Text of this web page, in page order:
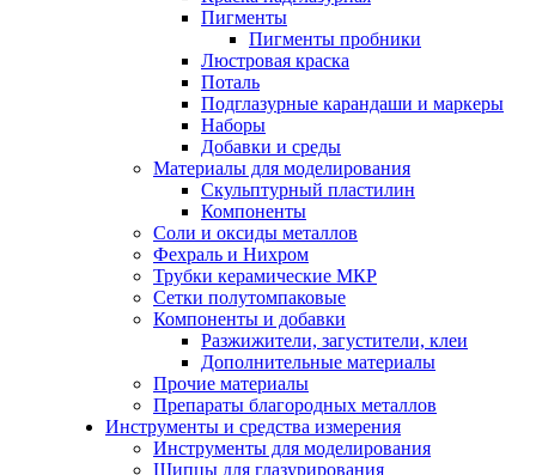
Пигменты
Пигменты пробники
Люстровая краска
Поталь
Подглазурные карандаши и маркеры
Наборы
Добавки и среды
Материалы для моделирования
Скульптурный пластилин
Компоненты
Соли и оксиды металлов
Фехраль и Нихром
Трубки керамические МКР
Сетки полутомпаковые
Компоненты и добавки
Разжижители, загустители, клеи
Дополнительные материалы
Прочие материалы
Препараты благородных металлов
Инструменты и средства измерения
Инструменты для моделирования
Щипцы для глазурирования